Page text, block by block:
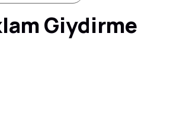
Giydirme